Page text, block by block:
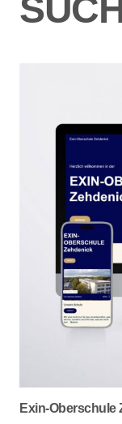
Exin-Oberschule